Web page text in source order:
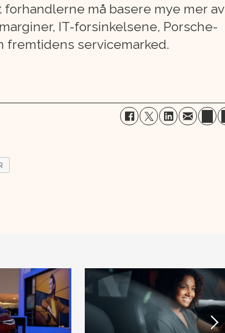
må basere mye mer av
IT-forsinkelsene, Porsche-
fremtidens servicemarked.